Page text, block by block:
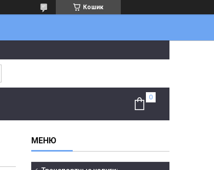
Кошик